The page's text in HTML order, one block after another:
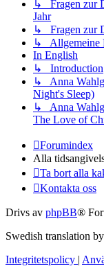
↳ Fragen zur
Jahr
↳ Fragen zur
↳ Allgemeine
In English
↳ Introduction
↳ Anna
Night's Sleep)
↳ Anna
The Love of
Forumindex
Alla
Ta bort alla
Kontakta oss
Drivs av phpBB®
Swedish translation by
Integritetspolicy |